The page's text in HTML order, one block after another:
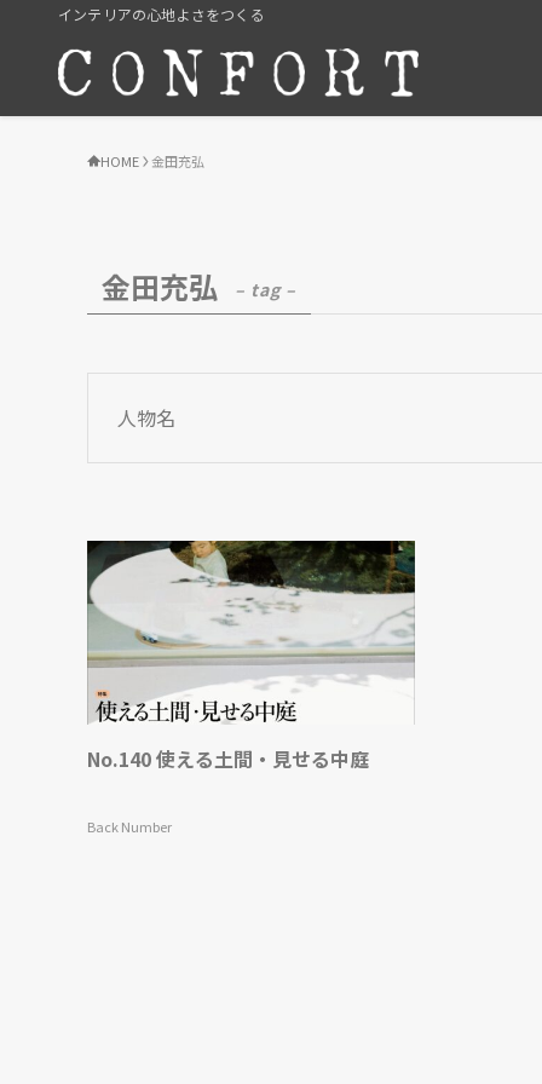
インテリアの心地よさをつくる
HOME 金田充弘
金田充弘 – tag –
人物名
No.140 使える土間・見せる中庭
Back Number